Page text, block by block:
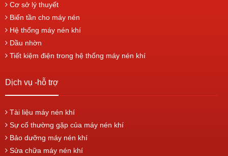
Cơ sở lý thuyết
Biến tần cho máy nén
Hệ thống máy nén khí
Dầu nhờn
Tiết kiệm điện trong hệ thống máy nén khí
Dịch vụ -hỗ trợ
Tài liệu máy nén khí
Sự cố thường gặp của máy nén khí
Bảo dưỡng máy nén khí
Sửa chữa máy nén khí